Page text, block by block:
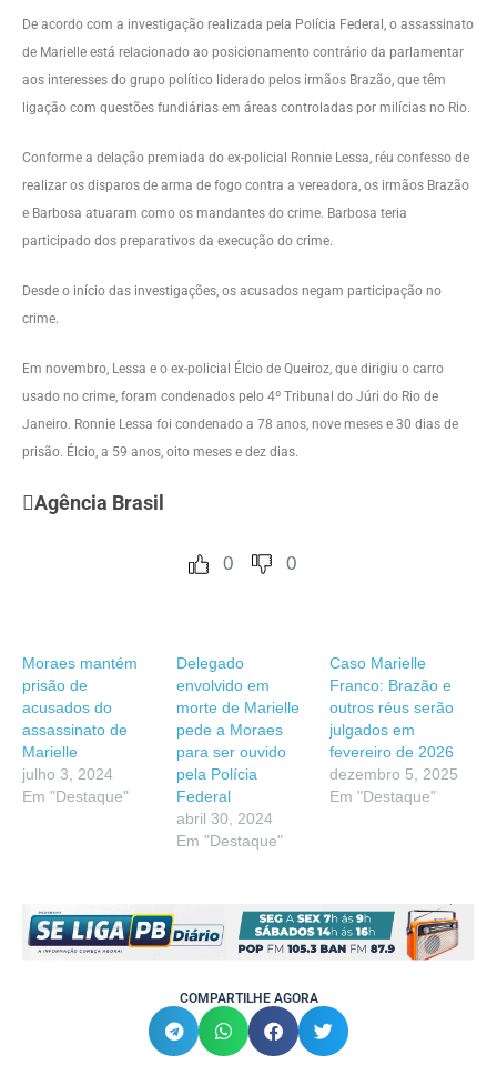
De acordo com a investigação realizada pela Polícia Federal, o assassinato
de Marielle está relacionado ao posicionamento contrário da parlamentar
aos interesses do grupo político liderado pelos irmãos Brazão, que têm
ligação com questões fundiárias em áreas controladas por milícias no Rio.
Conforme a delação premiada do ex-policial Ronnie Lessa, réu confesso de
realizar os disparos de arma de fogo contra a vereadora, os irmãos Brazão
e Barbosa atuaram como os mandantes do crime. Barbosa teria
participado dos preparativos da execução do crime.
Desde o início das investigações, os acusados negam participação no
crime.
Em novembro, Lessa e o ex-policial Élcio de Queiroz, que dirigiu o carro
usado no crime, foram condenados pelo 4º Tribunal do Júri do Rio de
Janeiro. Ronnie Lessa foi condenado a 78 anos, nove meses e 30 dias de
prisão. Élcio, a 59 anos, oito meses e dez dias.
Agência Brasil
0 0
Moraes mantém
prisão de
acusados do
assassinato de
Marielle
julho 3, 2024
Em "Destaque"
Delegado
envolvido em
morte de Marielle
pede a Moraes
para ser ouvido
pela Polícia
Federal
abril 30, 2024
Em "Destaque"
Caso Marielle
Franco: Brazão e
outros réus serão
julgados em
fevereiro de 2026
dezembro 5, 2025
Em "Destaque"
COMPARTILHE AGORA